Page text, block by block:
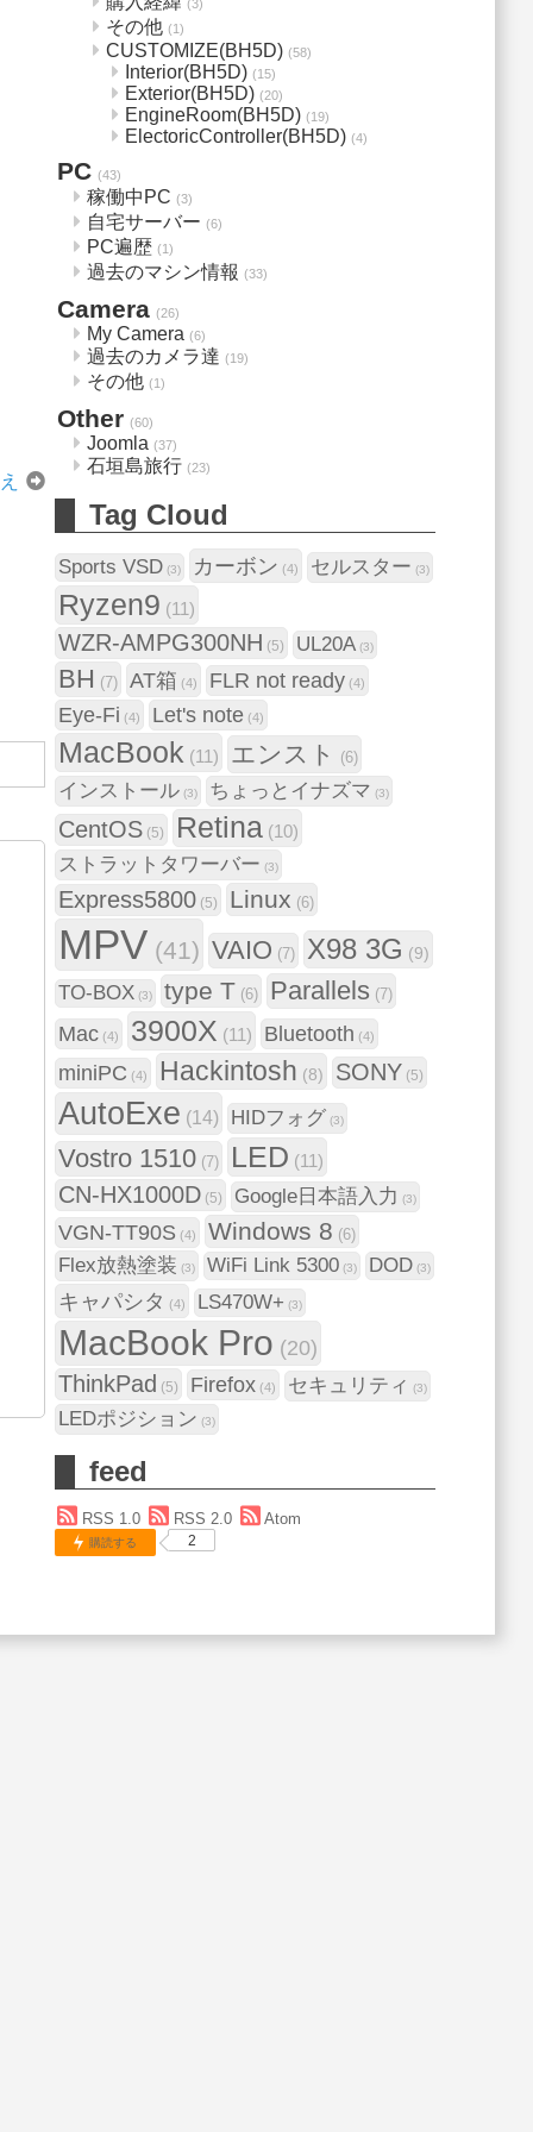
(3)
その他 (1)
CUSTOMIZE(BH5D) (58)
Interior(BH5D) (15)
Exterior(BH5D) (20)
EngineRoom(BH5D) (19)
ElectoricController(BH5D) (4)
PC (43)
稼働中PC (3)
自宅サーバー (6)
PC遍歴 (1)
過去のマシン情報 (33)
Camera (26)
My Camera (6)
過去のカメラ達 (19)
その他 (1)
Other (60)
Joomla (37)
石垣島旅行 (23)
Tag Cloud
Sports VSD (3) カーボン (4) セルスター (3)
Ryzen9 (11)
WZR-AMPG300NH (5) UL20A (3)
BH (7) AT箱 (4) FLR not ready (4)
Eye-Fi (4) Let's note (4)
MacBook (11) エンスト (6)
インストール (3) ちょっとイナズマ (3)
CentOS (5) Retina (10)
ストラットタワーバー (3)
Express5800 (5) Linux (6)
MPV (41) VAIO (7) X98 3G (9)
TO-BOX (3) type T (6) Parallels (7)
Mac (4) 3900X (11) Bluetooth (4)
miniPC (4) Hackintosh (8) SONY (5)
AutoExe (14) HIDフォグ (3)
Vostro 1510 (7) LED (11)
CN-HX1000D (5) Google日本語入力 (3)
VGN-TT90S (4) Windows 8 (6)
Flex放熱塗装 (3) WiFi Link 5300 (3) DOD (3)
キャパシタ (4) LS470W+ (3)
MacBook Pro (20)
ThinkPad (5) Firefox (4) セキュリティ (3)
LEDポジション (3)
feed
RSS 1.0 RSS 2.0 Atom
購読する 2